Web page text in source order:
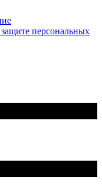
персональных